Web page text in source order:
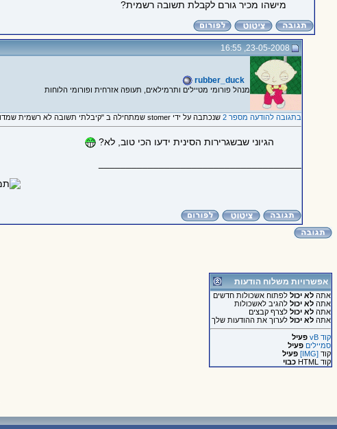
מישהו מכיר גורם לקבלת תשובה רשמית?
23-05-2008, 16:55
rubber_duck
מנהל פורומי מטיילים ותרמילאים, תעופה אזרחית ופורומי הלוחות
בתגובה להודעה מספר 2 שנכתבה על ידי stomer שמתחילה ב "קיבלתי תשובה לא רשמית שמדובר..."
הגיוני שבשגרירות הסינית ידעו הכי טוב, לא?
אפשרויות משלוח הודעות
אתה לא יכוללפתוח אשכולות חדשים
אתה לא יכוללהגיב לאשכולות
אתה לא יכוללצרף קבצים
אתה לא יכוללערוך את ההודעות שלך
קוד vB
פעיל
סמיילים פעיל
קוד [IMG]
פעיל
קוד HTML
כבוי